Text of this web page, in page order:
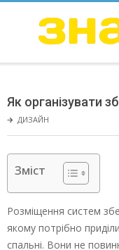
ЗНАЮ
Menu
Як організувати
🡲 ДИЗАЙН
Зміст
Розміщення систем
якому потрібно
спальні. Вони не